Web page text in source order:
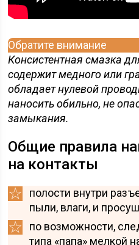
Обратите внимание
Консистентная смазка
содержит медного или
обладает нулевой
наносить обильно, не
замыкания.
Общие правила
на контакты
полости внутри
пыли, влаги, и
по возможности,
типа «папа» мелкой